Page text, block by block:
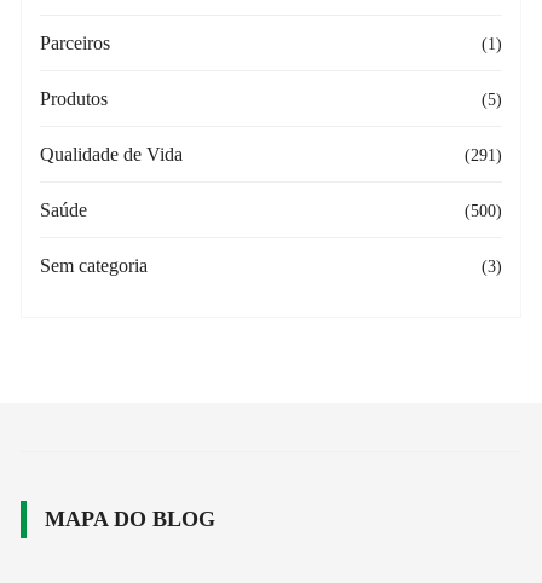
Parceiros (1)
Produtos (5)
Qualidade de Vida (291)
Saúde (500)
Sem categoria (3)
MAPA DO BLOG